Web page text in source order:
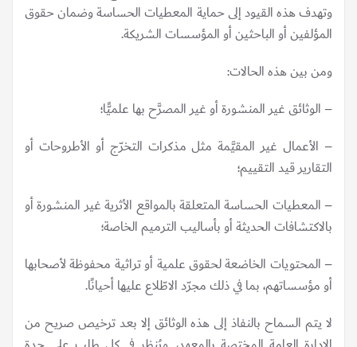
وتهدف هذه القيود إلى حماية المعطيات الحساسة وضمان حقوق
المؤلفين أو الباحثين أو المؤسسات الشريكة.
ومن بين هذه الحالات:
– الوثائق غير المنشورة أو غير المصرَّح بها علميًّا؛
– الأعمال غير المقيَّمة مثل مذكرات التخرّج أو الأطروحات أو
التقارير قيد التقييم؛
– المعطيات الحساسة المتعلقة بالمواقع الأثرية غير المنشورة أو
بالاكتشافات الحديثة أو بأساليب الترميم الخاصة؛
– المحتويات الخاضعة لحقوق علمية أو تراثية محفوظة لأصحابها
أو مؤسساتهم، بما في ذلك مجرّد الاطّلاع عليها أحيانًا.
لا يتم السماح بالنفاذ إلى هذه الوثائق إلا بعد ترخيص صريح من